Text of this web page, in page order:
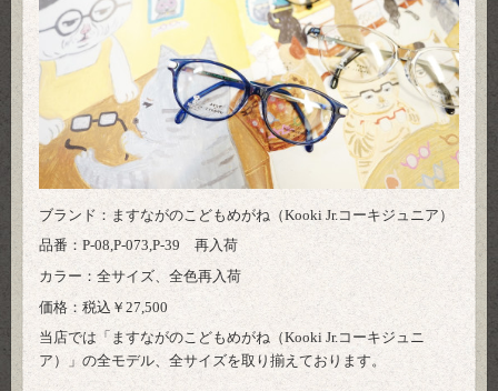
ブランド：ますながのこどもめがね（Kooki Jr.コーキジュニア）
品番：P-08,P-073,P-39 再入荷
カラー：全サイズ、全色再入荷
価格：税込￥27,500
当店では「ますながのこどもめがね（Kooki Jr.コーキジュニ
ア）」の全モデル、全サイズを取り揃えております。